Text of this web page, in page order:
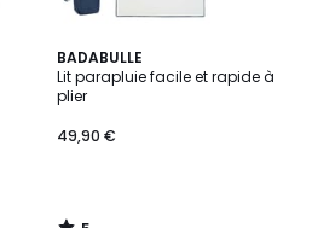
BADABULLE
Lit parapluie facile et rapide à
plier
49,90 €
5
/
5